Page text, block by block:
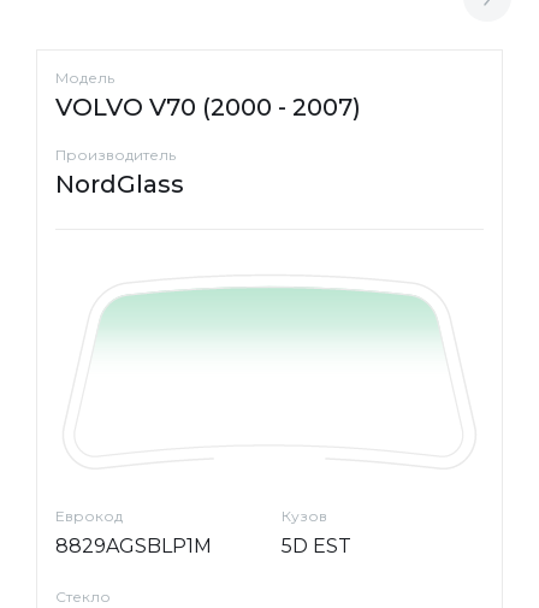
Модель
VOLVO V70 (2000 - 2007)
Производитель
NordGlass
Еврокод
8829AGSBLP1M
Кузов
5D EST
Стекло